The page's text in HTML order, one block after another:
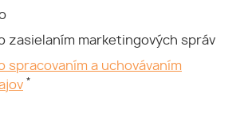
zasielaním marketingových správ
spracovaním a uchovávaním
*